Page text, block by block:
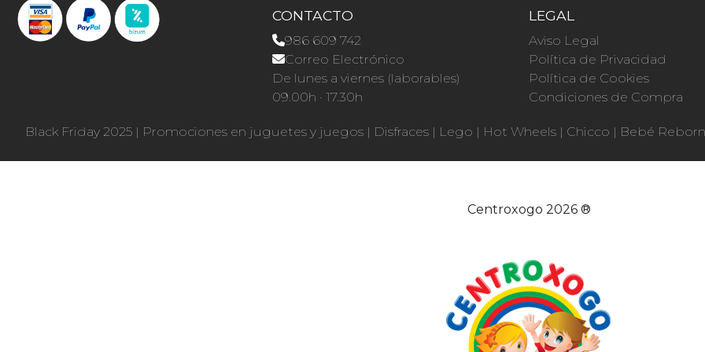
CONTACTO
986 609 742
Correo Electrónico
De lunes a viernes (laborables)
09.00h · 17.30h
LEGAL
Aviso Legal
Política de Privacidad
Política de Cookies
Condiciones de Compra
Black Friday 2025 | Promociones en juguetes y juegos | Disfraces | Lego | Hot Wheels | Chicco | Bebé Reborn
Centroxogo 2026 ®